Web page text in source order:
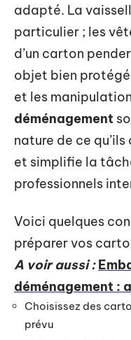
adapté. La
particulier ; les
d’un carton
objet bien
et les
déménagement
nature de ce
et simplifie la
professionnels
Voici quelques
préparer vos
A voir aussi :
déménagement :
Choisissez des
prévu